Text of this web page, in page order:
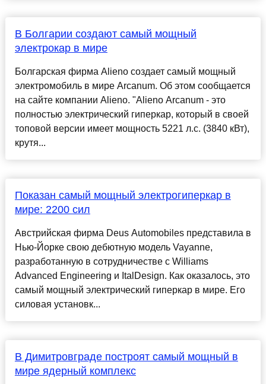
В Болгарии создают самый мощный
электрокар в мире
Болгарская фирма Alieno создает самый мощный
электромобиль в мире Arcanum. Об этом сообщается
на сайте компании Alieno. "Alieno Arcanum - это
полностью электрический гиперкар, который в своей
топовой версии имеет мощность 5221 л.с. (3840 кВт),
крутя...
Показан самый мощный электрогиперкар в
мире: 2200 сил
Австрийская фирма Deus Automobiles представила в
Нью-Йорке свою дебютную модель Vayanne,
разработанную в сотрудничестве с Williams
Advanced Engineering и ItalDesign. Как оказалось, это
самый мощный электрический гиперкар в мире. Его
силовая установк...
В Димитровграде построят самый мощный в
мире ядерный комплекс